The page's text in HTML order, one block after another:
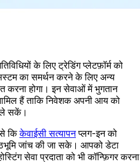
के लिए ट्रेडिंग प्लेटफ़ॉर्म को
का समर्थन करने के लिए अन्य
करना होगा। इन सेवाओं में भुगतान
हैं ताकि निवेशक अपनी आय को
ले सकें।
किकेवाईसी सत्यापनप्लग-इन को
जांच की जा सके। आपको डेटा
सेवा प्रदाता को भी कॉन्फ़िगर करना